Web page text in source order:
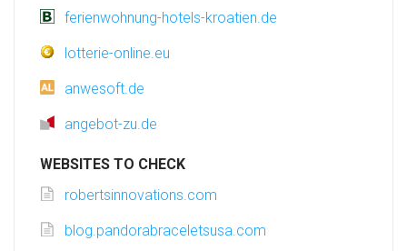
ferienwohnung-hotels-kroatien.de
lotterie-online.eu
anwesoft.de
angebot-zu.de
WEBSITES TO CHECK
robertsinnovations.com
blog.pandorabraceletsusa.com